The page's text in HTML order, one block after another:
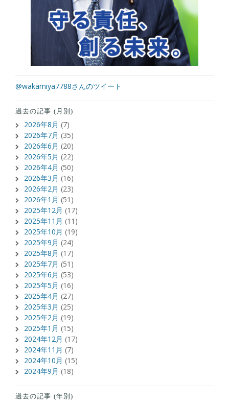
@wakamiya7788さんのツイート
過去の記事 (月別)
2026年8月 (7)
2026年7月 (35)
2026年6月 (20)
2026年5月 (22)
2026年4月 (50)
2026年3月 (16)
2026年2月 (23)
2026年1月 (51)
2025年12月 (17)
2025年11月 (11)
2025年10月 (19)
2025年9月 (24)
2025年8月 (17)
2025年7月 (51)
2025年6月 (53)
2025年5月 (16)
2025年4月 (27)
2025年3月 (25)
2025年2月 (19)
2025年1月 (15)
2024年12月 (17)
2024年11月 (7)
2024年10月 (15)
2024年9月 (18)
過去の記事 (年別)